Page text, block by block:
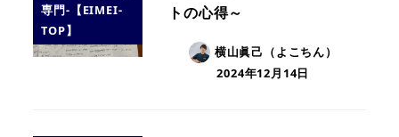
専門-【EIMEI-
TOP】
トの心得～
横山眞己（よこちん）
2024年12月14日